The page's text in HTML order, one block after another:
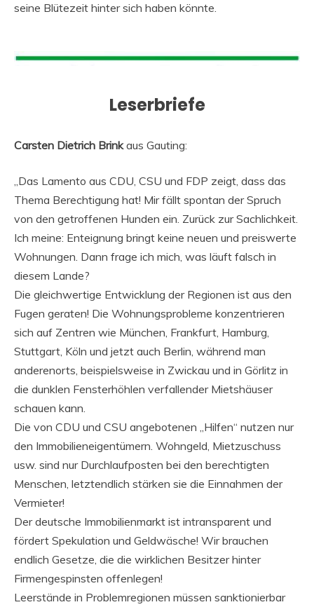
seine Blütezeit hinter sich haben könnte.
Leserbriefe
Carsten Dietrich Brinkaus Gauting:
„Das Lamento aus CDU, CSU und FDP zeigt, dass das
Thema Berechtigung hat! Mir fällt spontan der Spruch
von den getroffenen Hunden ein. Zurück zur Sachlichkeit.
Ich meine: Enteignung bringt keine neuen und preiswerte
Wohnungen. Dann frage ich mich, was läuft falsch in
diesem Lande?
Die gleichwertige Entwicklung der Regionen ist aus den
Fugen geraten! Die Wohnungsprobleme konzentrieren
sich auf Zentren wie München, Frankfurt, Hamburg,
Stuttgart, Köln und jetzt auch Berlin, während man
anderenorts, beispielsweise in Zwickau und in Görlitz in
die dunklen Fensterhöhlen verfallender Mietshäuser
schauen kann.
Die von CDU und CSU angebotenen „Hilfen“ nutzen nur
den Immobilieneigentümern. Wohngeld, Mietzuschuss
usw. sind nur Durchlaufposten bei den berechtigten
Menschen, letztendlich stärken sie die Einnahmen der
Vermieter!
Der deutsche Immobilienmarkt ist intransparent und
fördert Spekulation und Geldwäsche! Wir brauchen
endlich Gesetze, die die wirklichen Besitzer hinter
Firmengespinsten offenlegen!
Leerstände in Problemregionen müssen sanktionierbar